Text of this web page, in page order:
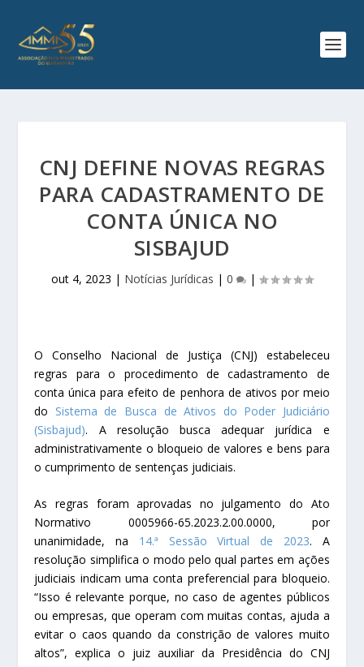
CNJ DEFINE NOVAS REGRAS
PARA CADASTRAMENTO DE
CONTA ÚNICA NO
SISBAJUD
out 4, 2023 | Notícias Jurídicas | 0 |
O Conselho Nacional de Justiça (CNJ) estabeleceu
regras para o procedimento de cadastramento de
conta única para efeito de penhora de ativos por meio
do Sistema de Busca de Ativos do Poder Judiciário
(Sisbajud). A resolução busca adequar jurídica e
administrativamente o bloqueio de valores e bens para
o cumprimento de sentenças judiciais.
As regras foram aprovadas no julgamento do Ato
Normativo 0005966-65.2023.2.00.0000, por
unanimidade, na 14.ª Sessão Virtual de 2023. A
resolução simplifica o modo pelo qual partes em ações
judiciais indicam uma conta preferencial para bloqueio.
“Isso é relevante porque, no caso de agentes públicos
ou empresas, que operam com muitas contas, ajuda a
evitar o caos quando da constrição de valores muito
altos”, explica o juiz auxiliar da Presidência do CNJ